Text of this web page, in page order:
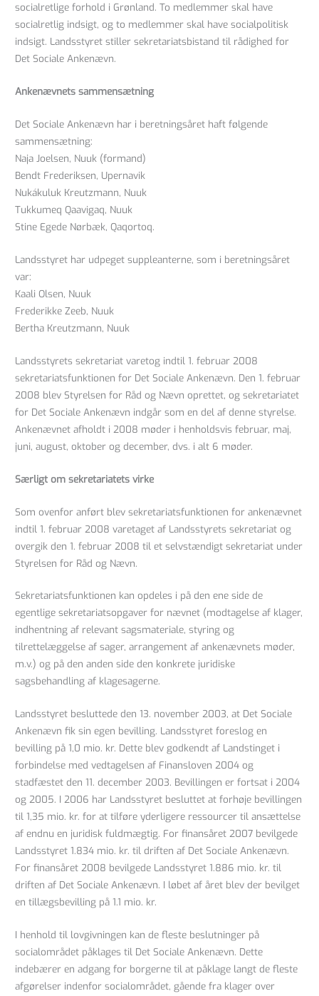
socialretlige forhold i Grønland. To medlemmer skal have
socialretlig indsigt, og to medlemmer skal have socialpolitisk
indsigt. Landsstyret stiller sekretariatsbistand til rådighed for
Det Sociale Ankenævn.
Ankenævnets sammensætning
Det Sociale Ankenævn har i beretningsåret haft følgende
sammensætning:
Naja Joelsen, Nuuk (formand)
Bendt Frederiksen, Upernavik
Nukákuluk Kreutzmann, Nuuk
Tukkumeq Qaavigaq, Nuuk
Stine Egede Nørbæk, Qaqortoq.
Landsstyret har udpeget suppleanterne, som i beretningsåret
var:
Kaali Olsen, Nuuk
Frederikke Zeeb, Nuuk
Bertha Kreutzmann, Nuuk
Landsstyrets sekretariat varetog indtil 1. februar 2008
sekretariatsfunktionen for Det Sociale Ankenævn. Den 1. februar
2008 blev Styrelsen for Råd og Nævn oprettet, og sekretariatet
for Det Sociale Ankenævn indgår som en del af denne styrelse.
Ankenævnet afholdt i 2008 møder i henholdsvis februar, maj,
juni, august, oktober og december, dvs. i alt 6 møder.
Særligt om sekretariatets virke
Som ovenfor anført blev sekretariatsfunktionen for ankenævnet
indtil 1. februar 2008 varetaget af Landsstyrets sekretariat og
overgik den 1. februar 2008 til et selvstændigt sekretariat under
Styrelsen for Råd og Nævn.
Sekretariatsfunktionen kan opdeles i på den ene side de
egentlige sekretariatsopgaver for nævnet (modtagelse af klager,
indhentning af relevant sagsmateriale, styring og
tilrettelæggelse af sager, arrangement af ankenævnets møder,
m.v.) og på den anden side den konkrete juridiske
sagsbehandling af klagesagerne.
Landsstyret besluttede den 13. november 2003, at Det Sociale
Ankenævn fik sin egen bevilling. Landsstyret foreslog en
bevilling på 1,0 mio. kr. Dette blev godkendt af Landstinget i
forbindelse med vedtagelsen af Finansloven 2004 og
stadfæstet den 11. december 2003. Bevillingen er fortsat i 2004
og 2005. I 2006 har Landsstyret besluttet at forhøje bevillingen
til 1,35 mio. kr. for at tilføre yderligere ressourcer til ansættelse
af endnu en juridisk fuldmægtig. For finansåret 2007 bevilgede
Landsstyret 1.834 mio. kr. til driften af Det Sociale Ankenævn.
For finansåret 2008 bevilgede Landsstyret 1.886 mio. kr. til
driften af Det Sociale Ankenævn. I løbet af året blev der bevilget
en tillægsbevilling på 1.1 mio. kr.
I henhold til lovgivningen kan de fleste beslutninger på
socialområdet påklages til Det Sociale Ankenævn. Dette
indebærer en adgang for borgerne til at påklage langt de fleste
afgørelser indenfor socialområdet, gående fra klager over